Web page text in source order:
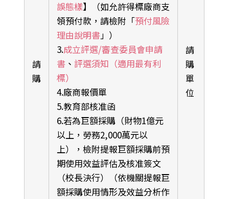
請
購
誤態樣】（如允許得標廠商支
領預付款，請檢附「預付風險
理由說明書」）
3.成立評選/審查委員會申請
書 、評選須知（適用最有利
標）
4.廠商報價單
5.教育部核准函
6.若為巨額採購（財物1億元
以上，勞務2,000萬元以
上），檢附提報巨額採購前預
期使用效益評估及核准簽文
（校長決行）（依機關提報巨
額採購使用情形及效益分析作
請
購
單
位